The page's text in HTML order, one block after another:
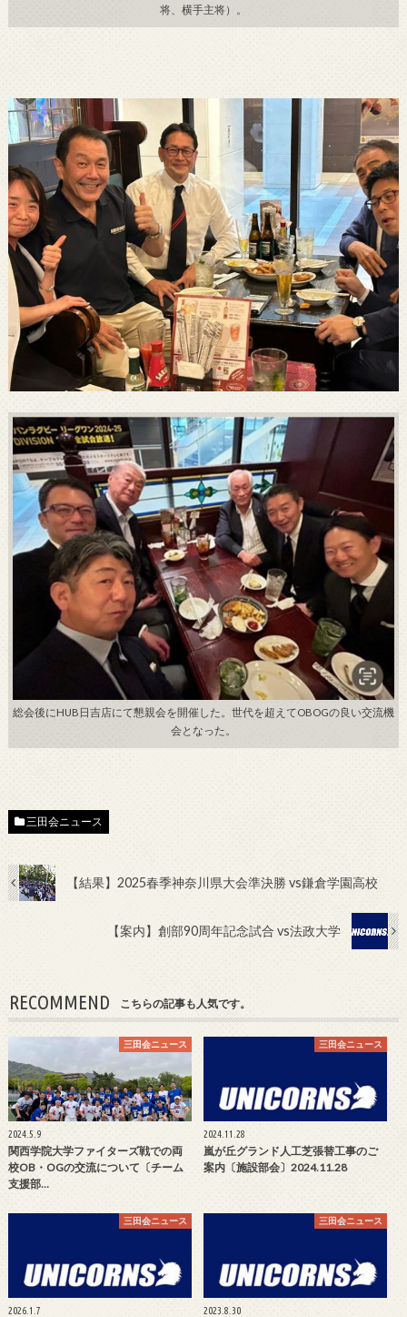
将、横手主将）。
総会後にHUB日吉店にて懇親会を開催した。世代を超えてOBOGの良い交流機
会となった。
三田会ニュース
【結果】2025春季神奈川県大会準決勝 vs鎌倉学園高校
【案内】創部90周年記念試合 vs法政大学
RECOMMEND こちらの記事も人気です。
三田会ニュース
2024.5.9
関西学院大学ファイターズ戦での両
校OB・OGの交流について〔チーム
支援部…
三田会ニュース
2024.11.28
嵐が丘グランド人工芝張替工事のご
案内〔施設部会〕2024.11.28
三田会ニュース
2026.1.7
三田会ニュース
2023.8.30